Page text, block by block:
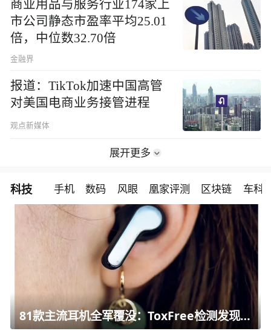
商业用品与服务行业174家上
市公司静态市盈率平均25.01
倍，中位数32.70倍
金融界
报道：TikTok加速中国高管
对美国电商业务接管进程
观点新媒体
展开更多
科技 手机 数码 风眼 凰家评测 区块链 车科
81款主流耳机全军覆没：ToxFree检测发现均含对人体有害化学物质